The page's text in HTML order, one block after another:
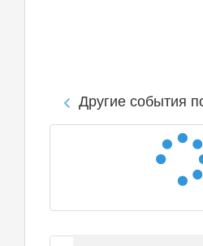
Другие события